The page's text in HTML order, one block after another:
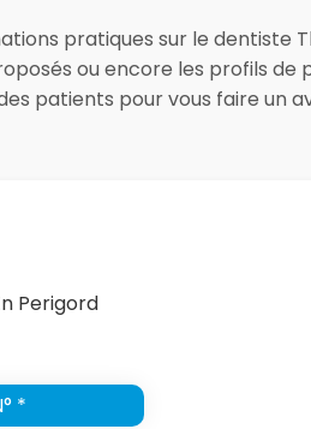
pratiques sur le dentiste
ou encore les profils de
patients pour vous faire un
Perigord
*